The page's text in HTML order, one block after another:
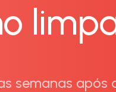
semanas